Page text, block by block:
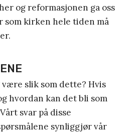
og reformasjonen ga oss
som kirken hele tiden må
slik som dette? Hvis
hvordan kan det bli som
svar på disse
synliggjør vår